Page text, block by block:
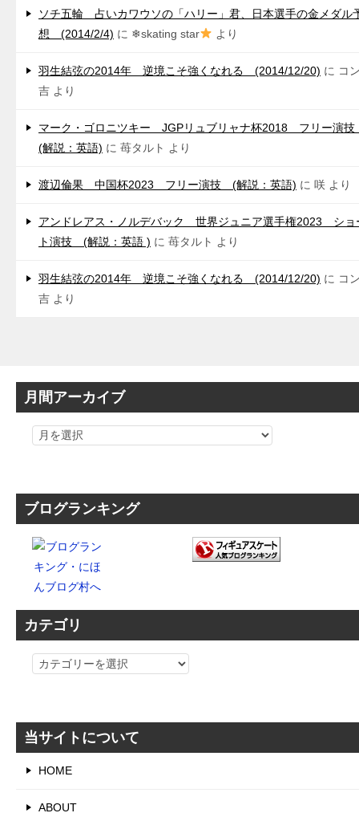
ソチ五輪 占いカワウソの「ハリー」君、日本選手の金メダル
想 (2014/2/4) に ❄skating star より
羽生結弦の2014年 逆境こそ強くなれる (2014/12/20) に コ
吉 より
マーク・ゴロニツキー JGPリュブリャナ杯2018 フリー演
(解説：英語) に 苺タルト より
渡辺倫果 中国杯2023 フリー演技 (解説：英語) に 咲 より
アンドレアス・ノルデバック 世界ジュニア選手権2023 ショ
ト演技 (解説：英語 ) に 苺タルト より
羽生結弦の2014年 逆境こそ強くなれる (2014/12/20) に コ
吉 より
月間アーカイブ
ブログランキング
カテゴリ
カ
リ
当サイトについて
HOME
ABOUT